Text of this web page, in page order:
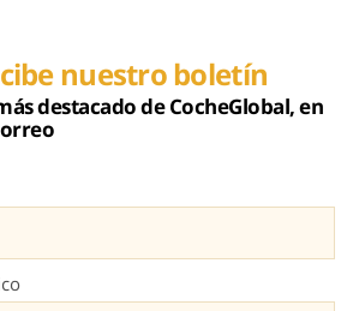
nuestro boletín
destacado de CocheGlobal, en